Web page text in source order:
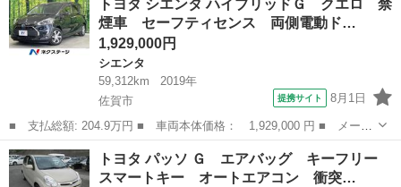
ッドＺ 禁煙車 純正１０インチＤＡ 両側電動ドア バックカメ
ラ 衝突被...
トヨタ シエンタ ハイブリッドＧ クエロ 禁
煙車 セーフティセンス 両側電動ド…
1,929,000円
シエンタ
59,312km
2019年
佐賀市
提携サイト 8月1日
■ 支払総額: 204.9万円 ■ 車両本体価格： 1,929,000 円 ■ メーカ
ー名： トヨタ ■ 車種名： シエンタ ■ グレード名： ハイブリ
ッドＧ クエロ 禁煙車 セーフティセンス 両側電動ドア 純正９
型ナビ ...
佐賀 佐賀市 シエンタ
トヨタ パッソ Ｇ エアバッグ キーフリー
スマートキー オートエアコン 衝突…